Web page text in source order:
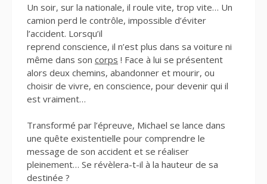
Un soir, sur la nationale, il roule vite, trop vite… Un
camion perd le contrôle, impossible d’éviter
l’accident. Lorsqu’il
reprend conscience, il n’est plus dans sa voiture ni
même dans son corps ! Face à lui se présentent
alors deux chemins, abandonner et mourir, ou
choisir de vivre, en conscience, pour devenir qui il
est vraiment…
Transformé par l’épreuve, Michael se lance dans
une quête existentielle pour comprendre le
message de son accident et se réaliser
pleinement… Se révèlera-t-il à la hauteur de sa
destinée ?